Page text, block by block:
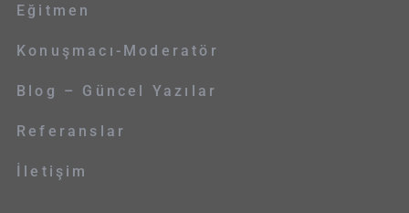
Eğitmen
Konuşmacı-Moderatör
Blog – Güncel Yazılar
Referanslar
İletişim